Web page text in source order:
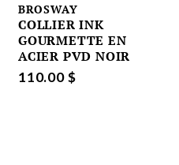
BROSWAY
COLLIER INK
GOURMETTE EN
ACIER PVD NOIR
110.00 $